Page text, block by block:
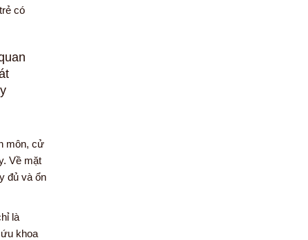
có
môn, cử
Về mặt
đủ và ổn
là
khoa